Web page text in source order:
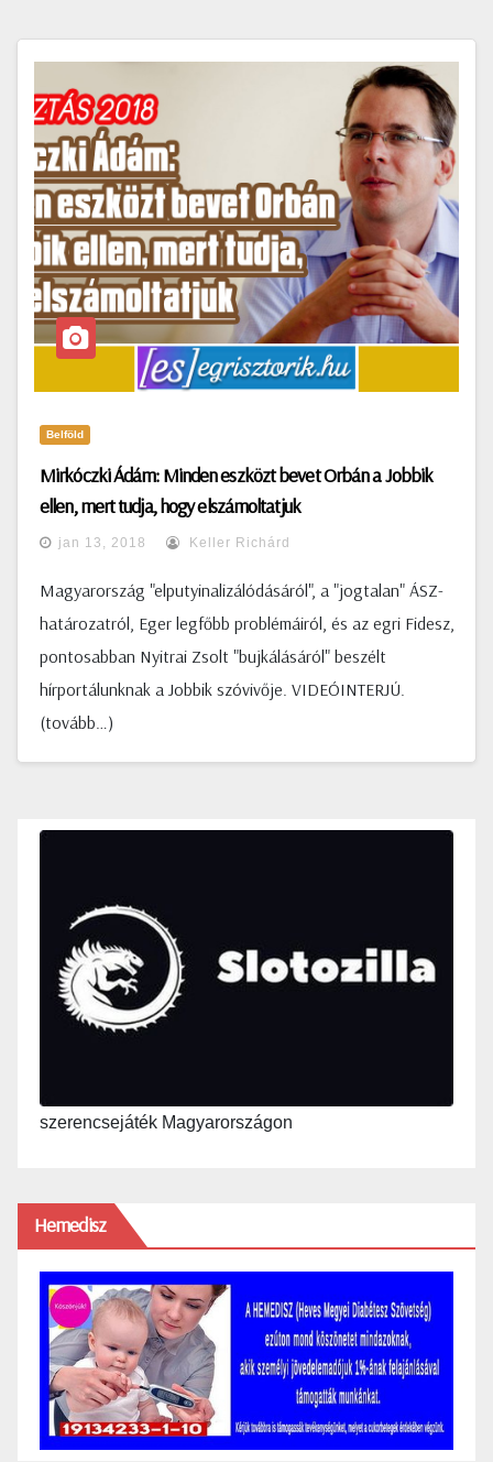
Belföld
Mirkóczki Ádám: Minden eszközt bevet Orbán a Jobbik
ellen, mert tudja, hogy elszámoltatjuk
jan 13, 2018 Keller Richárd
Magyarország "elputyinalizálódásáról", a "jogtalan" ÁSZ-
határozatról, Eger legfőbb problémáiról, és az egri Fidesz,
pontosabban Nyitrai Zsolt "bujkálásáról" beszélt
hírportálunknak a Jobbik szóvivője. VIDEÓINTERJÚ.
(tovább…)
szerencsejáték Magyarországon
Hemedisz